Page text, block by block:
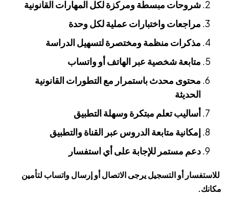
شروحات مبسطة ومركزة لكل المهارات القانونية
مراجعات واختبارات عملية لكل وحدة
مذكرات منظمة ومختصرة لتسهيل الدراسة
متابعة شخصية عبر الهاتف أو واتساب
محتوى محدث باستمرار مع التطورات القانونية
الحديثة
أساليب تعلم مبتكرة وسهلة التطبيق
إمكانية متابعة الدروس عبر القناة والتطبيق
دعم مستمر للإجابة على أي استفسار
للاستفسار أو التسجيل يرجى الاتصال أو إرسال واتساب لتأمين
مكانك.